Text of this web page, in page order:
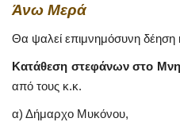
Άνω Μερά
Θα ψαλεί επιμνημόσυνη
Κατάθεση στεφάνων στο
από τους κ.κ.
α) Δήμαρχο Μυκόνου,